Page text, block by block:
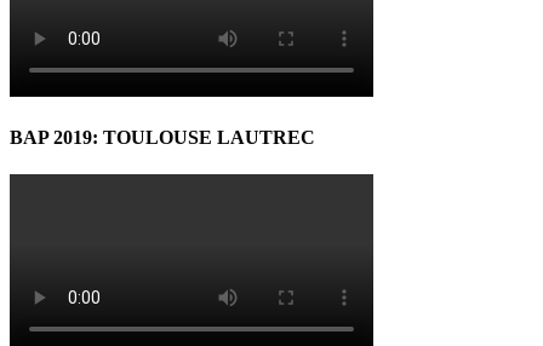
BAP 2019: TOULOUSE LAUTREC